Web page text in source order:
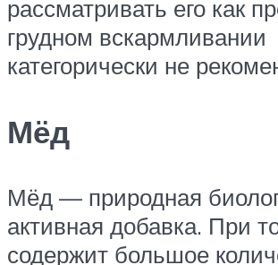
рассматривать его как
грудном вскармливании
категорически не
Мёд
Мёд — природная
активная добавка. При
содержит большое